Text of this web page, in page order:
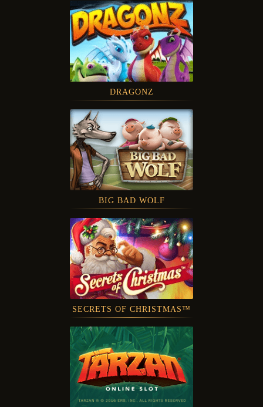
DRAGONZ
BIG BAD WOLF
SECRETS OF CHRISTMAS™